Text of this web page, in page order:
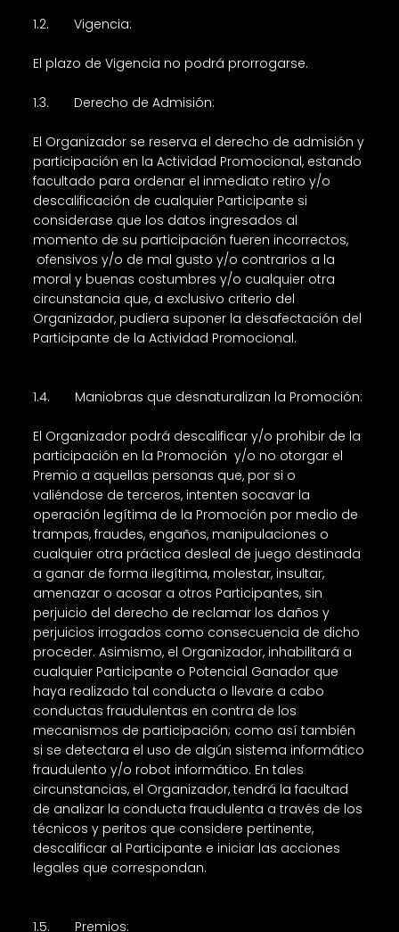
1.2. Vigencia:
El plazo de Vigencia no podrá prorrogarse.
1.3. Derecho de Admisión:
El Organizador se reserva el derecho de admisión y
participación en la Actividad Promocional, estando
facultado para ordenar el inmediato retiro y/o
descalificación de cualquier Participante si
considerase que los datos ingresados al
momento de su participación fueren incorrectos,
ofensivos y/o de mal gusto y/o contrarios a la
moral y buenas costumbres y/o cualquier otra
circunstancia que, a exclusivo criterio del
Organizador, pudiera suponer la desafectación del
Participante de la Actividad Promocional.
1.4. Maniobras que desnaturalizan la Promoción:
El Organizador podrá descalificar y/o prohibir de la
participación en la Promoción y/o no otorgar el
Premio a aquellas personas que, por si o
valiéndose de terceros, intenten socavar la
operación legítima de la Promoción por medio de
trampas, fraudes, engaños, manipulaciones o
cualquier otra práctica desleal de juego destinada
a ganar de forma ilegítima, molestar, insultar,
amenazar o acosar a otros Participantes, sin
perjuicio del derecho de reclamar los daños y
perjuicios irrogados como consecuencia de dicho
proceder. Asimismo, el Organizador, inhabilitará a
cualquier Participante o Potencial Ganador que
haya realizado tal conducta o llevare a cabo
conductas fraudulentas en contra de los
mecanismos de participación; como así también
si se detectara el uso de algún sistema informático
fraudulento y/o robot informático. En tales
circunstancias, el Organizador, tendrá la facultad
de analizar la conducta fraudulenta a través de los
técnicos y peritos que considere pertinente,
descalificar al Participante e iniciar las acciones
legales que correspondan.
1.5. Premios: